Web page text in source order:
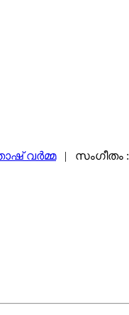
വര്‍മ്മ| സംഗീതം :